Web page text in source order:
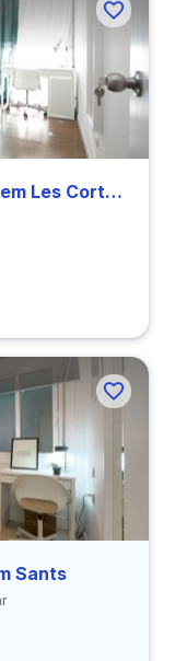
Confortável quarto de solteiro em Les Corts perto de UPC
Sants